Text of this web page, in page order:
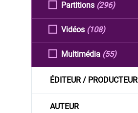
Partitions (296)
Vidéos (108)
Multimédia (55)
ÉDITEUR / PRODUCTEUR
AUTEUR